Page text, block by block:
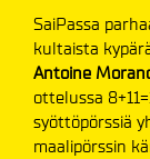
SaiPassa
kultaista
Antoine
ottelussa
syöttöpörssiä
maalipörssin